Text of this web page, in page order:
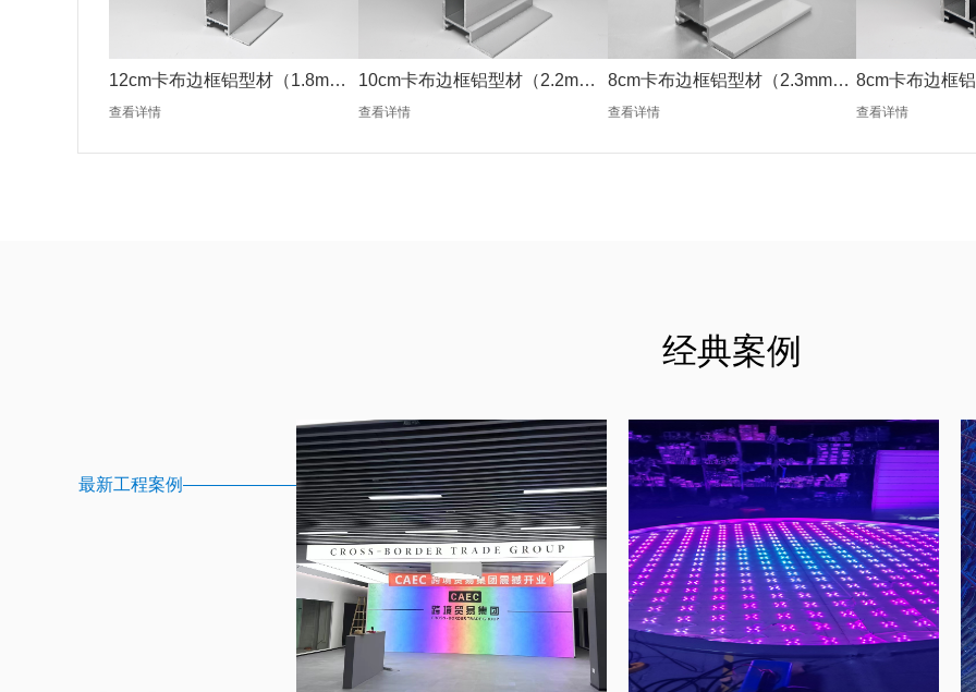
12cm卡布边框铝型材（1.8mm
银色）
查看详情
10cm卡布边框铝型材（2.2mm
银色）
查看详情
8cm卡布边框铝型材（2.3mm银
色）
查看详情
8cm卡布边框
色）
查看详情
经典案例
最新工程案例